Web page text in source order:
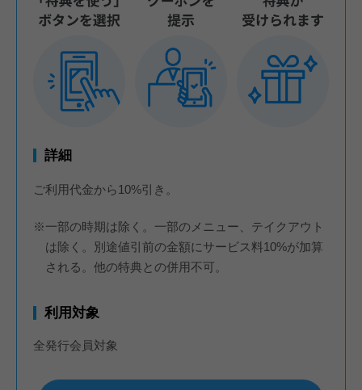
詳細
ご利用代金から10%引き。
※一部の時期は除く。一部のメニュー、テイクアウト
は除く。別途値引前の金額にサービス料10%が加算
される。他の特典との併用不可。
利用対象
全発行会員対象